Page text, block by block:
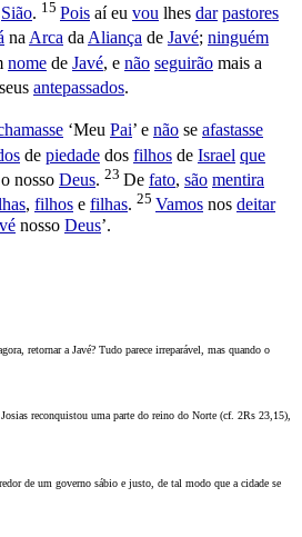
Sião. 15 Pois aí eu vou lhes dar pastores
naArca daAliança de Javé; ninguém
nome de Javé, e não seguirão mais a
antepassados.
‘Meu Pai’ e não se afastasse
de piedade dos filhos de Israel que
o nosso Deus. 23 De fato, são mentira
, filhos e filhas. 25 Vamos nos deitar
nosso Deus’.
retornar a Javé? Tudo parece irreparável, mas quando o
reconquistou uma parte do reino do Norte (cf. 2Rs 23,15),
de um governo sábio e justo, de tal modo que a cidade se